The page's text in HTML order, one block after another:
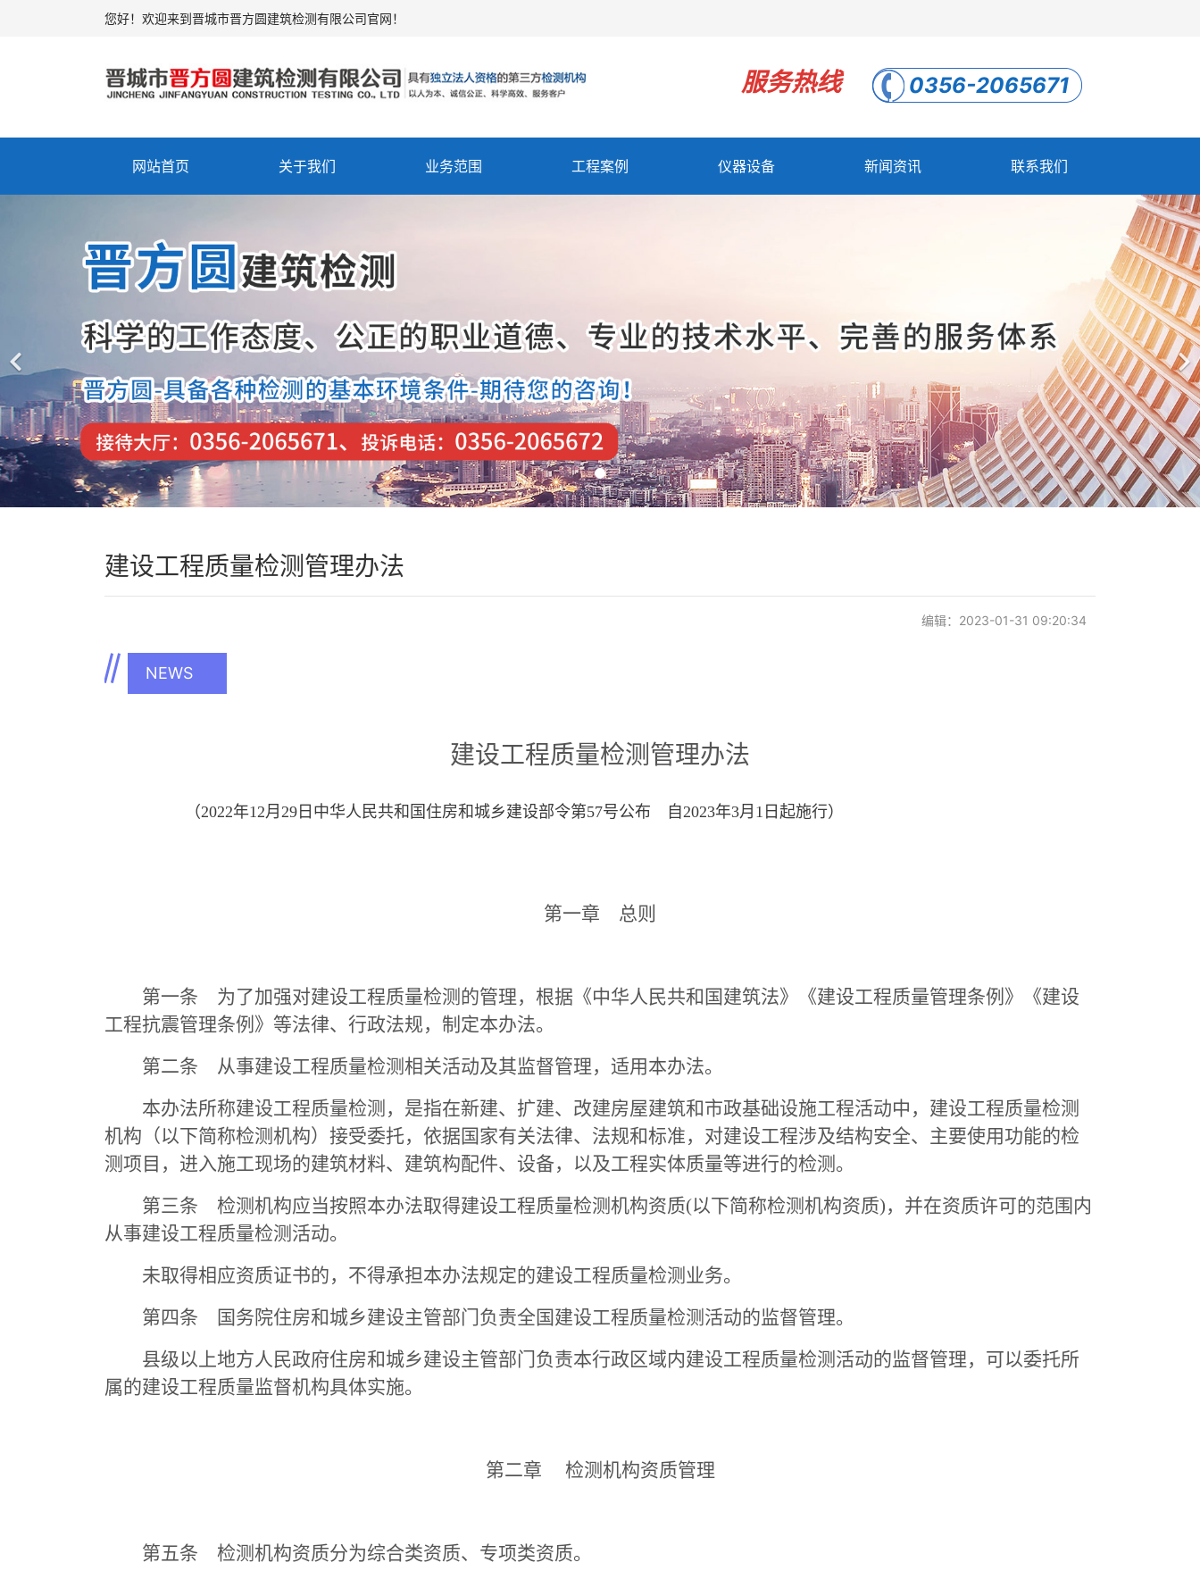
您好！欢迎来到晋城市晋方圆建筑检测有限公司官网！
服务热线 0356-2065671
网站首页 关于我们 业务范围 工程案例 仪器设备 新闻资讯 联系我们
建设工程质量检测管理办法
编辑：2023-01-31 09:20:34
NEWS
建设工程质量检测管理办法
（2022年12月29日中华人民共和国住房和城乡建设部令第57号公布　自2023年3月1日起施行）
第一章 总则
第一条 为了加强对建设工程质量检测的管理，根据《中华人民共和国建筑法》《建设工程质量管理条例》《建设
工程抗震管理条例》等法律、行政法规，制定本办法。
第二条 从事建设工程质量检测相关活动及其监督管理，适用本办法。
本办法所称建设工程质量检测，是指在新建、扩建、改建房屋建筑和市政基础设施工程活动中，建设工程质量检测
机构（以下简称检测机构）接受委托，依据国家有关法律、法规和标准，对建设工程涉及结构安全、主要使用功能的检
测项目，进入施工现场的建筑材料、建筑构配件、设备，以及工程实体质量等进行的检测。
第三条 检测机构应当按照本办法取得建设工程质量检测机构资质(以下简称检测机构资质)，并在资质许可的范围内
从事建设工程质量检测活动。
未取得相应资质证书的，不得承担本办法规定的建设工程质量检测业务。
第四条 国务院住房和城乡建设主管部门负责全国建设工程质量检测活动的监督管理。
县级以上地方人民政府住房和城乡建设主管部门负责本行政区域内建设工程质量检测活动的监督管理，可以委托所
属的建设工程质量监督机构具体实施。
第二章 检测机构资质管理
第五条 检测机构资质分为综合类资质、专项类资质。